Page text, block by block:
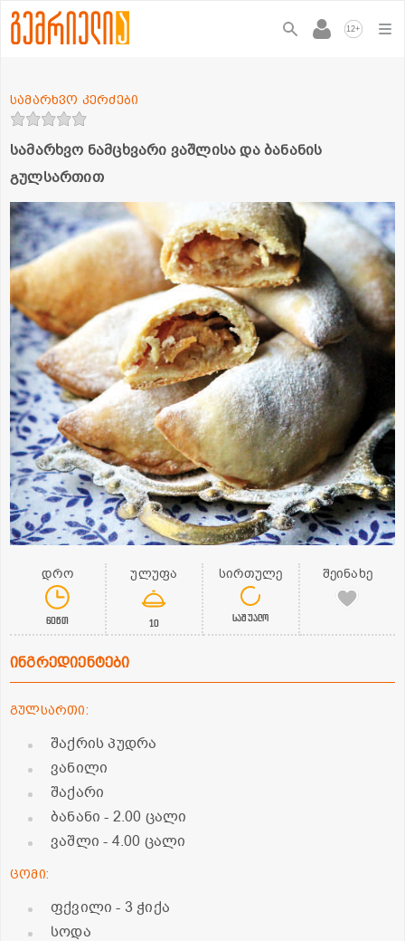
12+
სამარხვო ნამცხვარი ვაშლისა და ბანანის
გულსართით
სამარხვო კერძები
დრო
60წთ
ულუფა
10
სირთულე
საშუალო
შეინახე
ინგრედიენტები
გულსართი:
შაქრის პუდრა
ვანილი
შაქარი
ბანანი- 2.00 ცალი
ვაშლი- 4.00 ცალი
ცომი:
ფქვილი- 3 ჭიქა
სოდა